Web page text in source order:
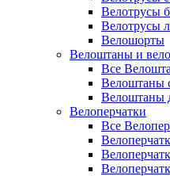
Велотрусы
Велотрусы
Велошорты
Велоштаны и
Все
Велоштаны
Велоштаны
Велоперчатки
Все